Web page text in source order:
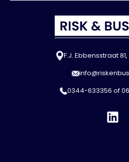
F.J. Ebbensstraat
0344-633356 of